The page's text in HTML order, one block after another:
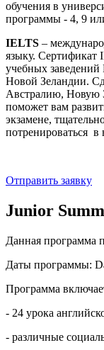
обучения в
программы - 4, 9
IELTS –
языку.
учебных
Новой Зеландии.
Австралию, Новую
поможет вам
экзамене,
потренироваться
Отправить заявку
Junior
Данная программа
Даты программы:
Программа
- 24 урока
- различные